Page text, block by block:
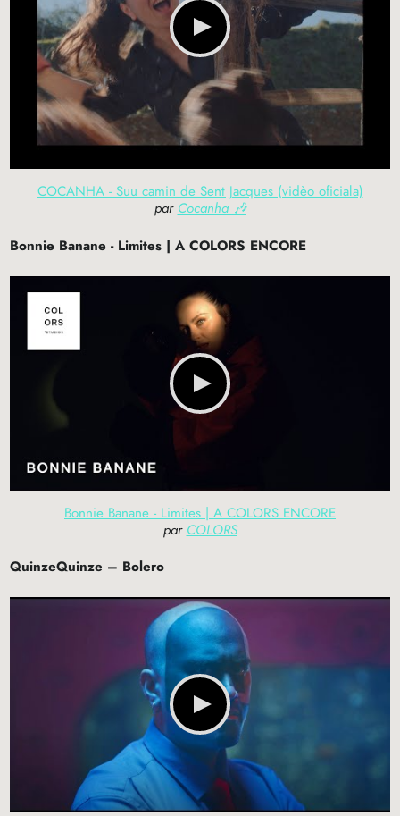
COCANHA - Suu camin de Sent Jacques (vidèo oficiala)
parCocanha 🎶
Bonnie Banane - Limites | ACOLORS ENCORE
Bonnie Banane - Limites | A COLORS ENCORE
par COLORS
QuinzeQuinze – Bolero